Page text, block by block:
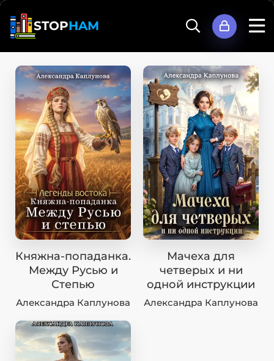
STOPHAM
Княжна-попаданка.
Между Русью и
Степью
Александра Каплунова
Мачеха для
четверых и ни
одной инструкции
Александра Каплунова